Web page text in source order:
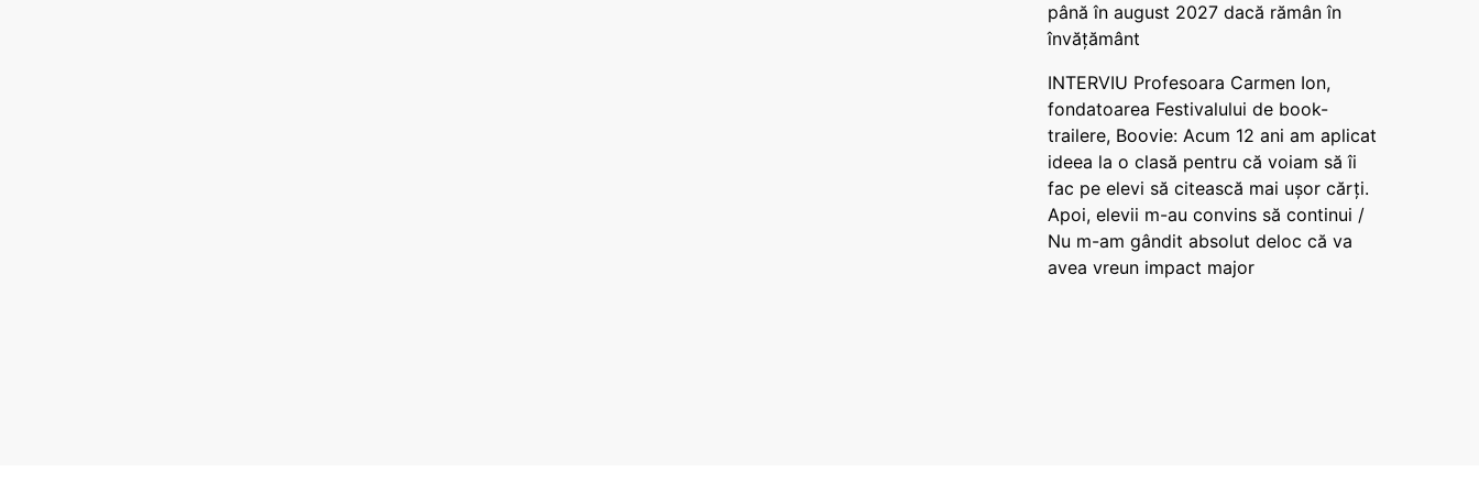
până în august 2027 dacă rămân în
învățământ
INTERVIU Profesoara Carmen Ion,
fondatoarea Festivalului de book-
trailere, Boovie: Acum 12 ani am aplicat
ideea la o clasă pentru că voiam să îi
fac pe elevi să citească mai ușor cărți.
Apoi, elevii m-au convins să continui /
Nu m-am gândit absolut deloc că va
avea vreun impact major